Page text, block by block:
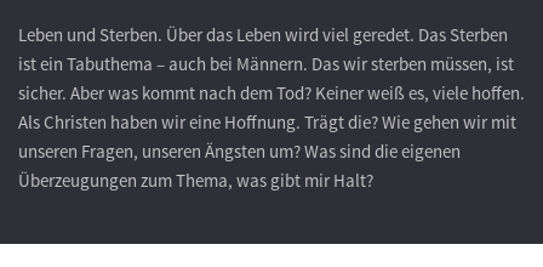
Leben und Sterben. Über das Leben wird viel geredet. Das Sterben
ist ein Tabuthema – auch bei Männern. Das wir sterben müssen, ist
sicher. Aber was kommt nach dem Tod? Keiner weiß es, viele hoffen.
Als Christen haben wir eine Hoffnung. Trägt die? Wie gehen wir mit
unseren Fragen, unseren Ängsten um? Was sind die eigenen
Überzeugungen zum Thema, was gibt mir Halt?